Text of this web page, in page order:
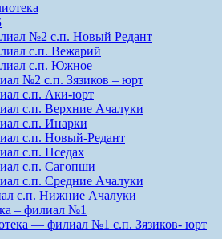
№2 с.п. Новый Редант
с.п. Вежарий
с.п. Южное
№2 с.п. Зязиков – юрт
с.п. Аки-юрт
с.п. Верхние Ачалуки
с.п. Инарки
с.п. Новый-Редант
с.п. Пседах
с.п. Сагопши
с.п. Средние Ачалуки
с.п. Нижние Ачалуки
– филиал №1
— филиал №1 с.п. Зязиков- юрт